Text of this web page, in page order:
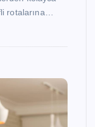
rotalarına…